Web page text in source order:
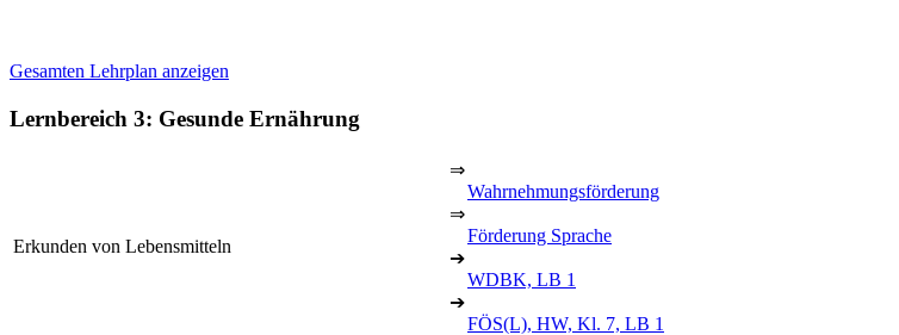
Gesamten Lehrplan anzeigen
Lernbereich 3: Gesunde Ernährung
Erkunden von Lebensmitteln
⇒
Wahrnehmungsförderung
⇒
Förderung Sprache
➔
WDBK, LB 1
➔
FÖS(L), HW, Kl. 7, LB 1